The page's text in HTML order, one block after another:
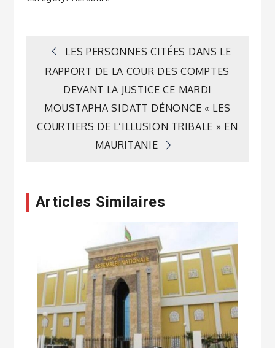
Navigation
l’article
LES PERSONNES CITÉES DANS LE
RAPPORT DE LA COUR DES COMPTES
DEVANT LA JUSTICE CE MARDI
MOUSTAPHA SIDATT DÉNONCE « LES
COURTIERS DE L’ILLUSION TRIBALE » EN
MAURITANIE
Articles Similaires